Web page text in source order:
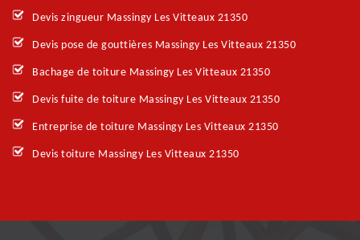
Devis zingueur Massingy Les Vitteaux 21350
Devis pose de gouttières Massingy Les Vitteaux 21350
Bachage de toiture Massingy Les Vitteaux 21350
Devis fuite de toiture Massingy Les Vitteaux 21350
Entreprise de toiture Massingy Les Vitteaux 21350
Devis toiture Massingy Les Vitteaux 21350